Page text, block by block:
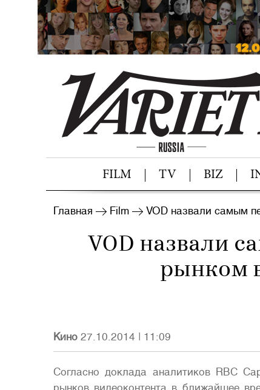
FILM TV BIZ
Главная Film VOD назвали самым
VOD назвали
рынком
Кино 27.10.2014 11:09
Согласно доклада аналитиков RBC
рынков видеоконтента в ближайшее